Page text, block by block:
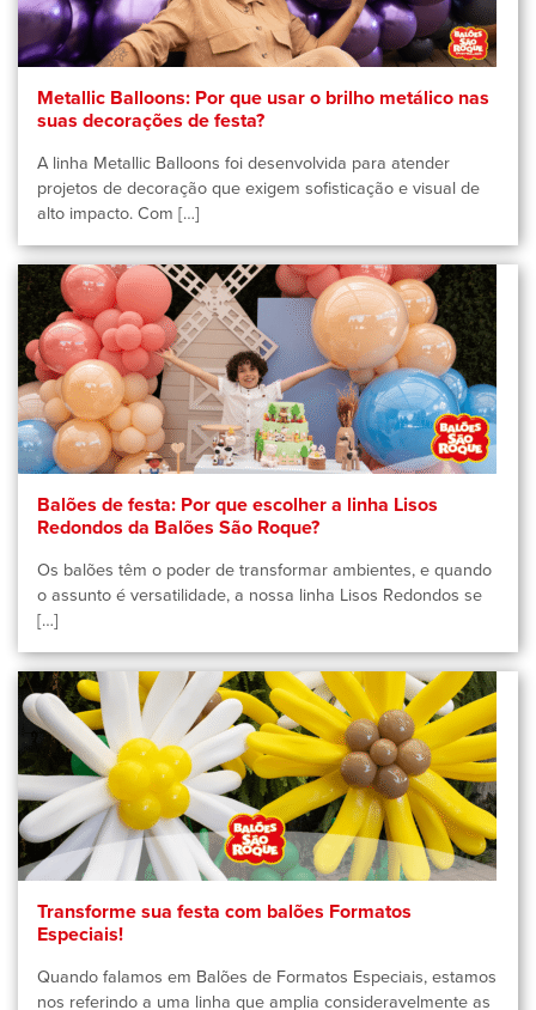
Metallic Balloons: Por que usar o brilho metálico nas
suas decorações de festa?
A linha Metallic Balloons foi desenvolvida para atender
projetos de decoração que exigem sofisticação e visual de
alto impacto. Com […]
Balões de festa: Por que escolher a linha Lisos
Redondos da Balões São Roque?
Os balões têm o poder de transformar ambientes, e quando
o assunto é versatilidade, a nossa linha Lisos Redondos se
[…]
Transforme sua festa com balões Formatos
Especiais!
Quando falamos em Balões de Formatos Especiais, estamos
nos referindo a uma linha que amplia consideravelmente as